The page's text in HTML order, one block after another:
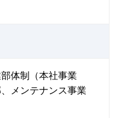
体制（本社事業
メンテナンス事業